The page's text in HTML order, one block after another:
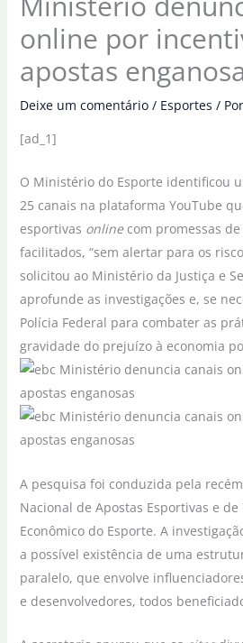
online por
apostas
Deixe um comentário / Esportes / Por
[ad_1]
O Ministério do Esporte identificou
25 canais na plataforma YouTube
esportivas onlinecom promessas
facilitados, “sem alertar para os
solicitou ao Ministério da Justiça e
aprofunde as investigações e, se
Polícia Federal para combater as
gravidade do prejuízo à economia
A pesquisa foi conduzida pela
Nacional de Apostas Esportivas e
Econômico do Esporte. A
a possível existência de uma
paralelo, que envolve
e desenvolvedores, todos